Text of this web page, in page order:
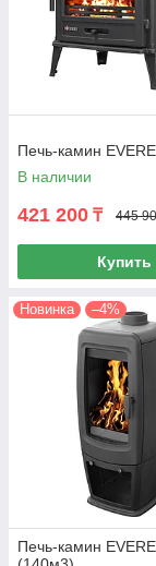
Печь-камин
В наличии
421 200 ₸ 445
Купить
Новинка –4%
Печь-камин